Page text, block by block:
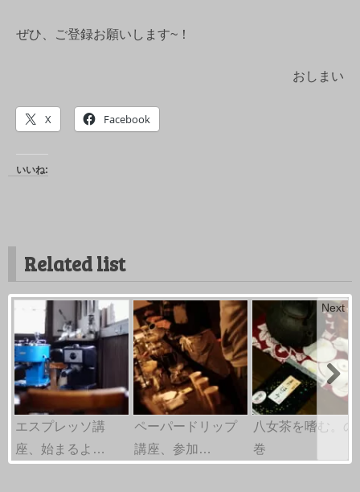
ぜひ、ご登録お願いします~！
おしまい
X Facebook
いいね:
Related list
エスプレッソ講
座、始まるよ…
ペーパードリップ
講座、参加…
八女茶を嗜む。の
巻
Next